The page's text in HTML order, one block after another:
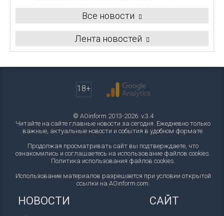
Все новости
Лента новостей
18+
© AOinform 2013-2026. v.3.4
Читайте на сайте главные новости за сегодня. Ежедневно только
важные, актуальные новости и события в удобном формате.
Продолжая просматривать сайт вы подтверждаете, что
ознакомились и соглашаетесь на использование файлов cookies.
Политика использования файлов cookies.
Использование материалов разрешается при условии открытой
ссылки на AOinform.com.
НОВОСТИ САЙТ